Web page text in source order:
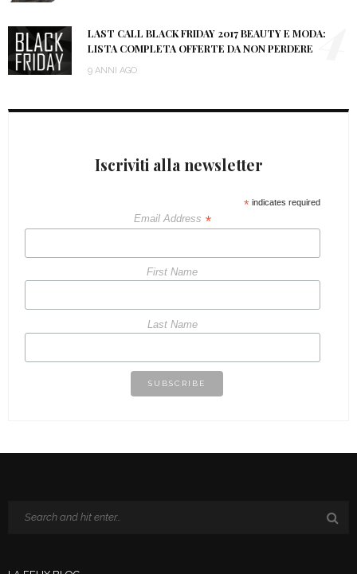
LAST CALL BLACK FRIDAY 2017 BEAUTY E MODA:
LISTA COMPLETA OFFERTE DA NON PERDERE
9 ANNI AGO
4
Iscriviti alla newsletter
*indicates required
Email Address *
First Name
Last Name